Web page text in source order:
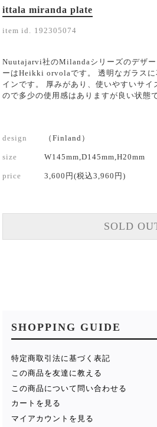
ittala miranda plate
item id. 192305074
Nuutajarvi社のMilandaシリーズのデザ
ーはHeikki orvolaです。 透明なガラス
インです。 厚みがあり、使いやすいサイ
ので多少の使用感はありますが良い状態
design （Finland）
size W145mm,D145mm,H20mm
price 3,600円(税込3,960円)
SOLD
SHOPPING GUIDE
特定商取引法に基づく表記
この商品を友達に教える
この商品について問い合わせる
カートを見る
マイアカウントを見る